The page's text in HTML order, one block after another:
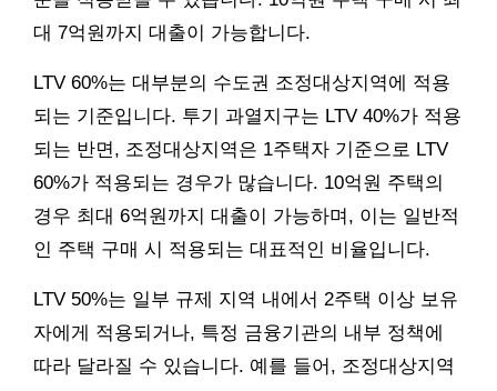
대 7억원까지 대출이 가능합니다.
LTV 60%는 대부분의 수도권 조정대상지역에 적용
되는 기준입니다. 투기 과열지구는 LTV 40%가 적용
되는 반면, 조정대상지역은 1주택자 기준으로 LTV
60%가 적용되는 경우가 많습니다. 10억원 주택의
경우 최대 6억원까지 대출이 가능하며, 이는 일반적
인 주택 구매 시 적용되는 대표적인 비율입니다.
LTV 50%는 일부 규제 지역 내에서 2주택 이상 보유
자에게 적용되거나, 특정 금융기관의 내부 정책에
따라 달라질 수 있습니다. 예를 들어, 조정대상지역